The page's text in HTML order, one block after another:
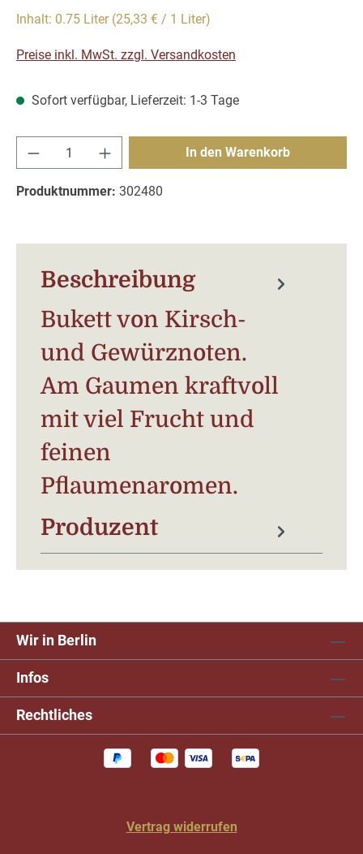
Inhalt: 0.75 Liter (25,33 € / 1 Liter)
Preise inkl. MwSt. zzgl. Versandkosten
Sofort verfügbar, Lieferzeit: 1-3 Tage
Produkt Anzahl: Gib den gewünschten
In den Warenkorb
Produktnummer: 302480
Beschreibung
Bukett von Kirsch-
und Gewürznoten.
Am Gaumen kraftvoll
mit viel Frucht und
feinen
Pflaumenaromen.
Produzent
Wir in Berlin
Infos
Rechtliches
Vertrag widerrufen